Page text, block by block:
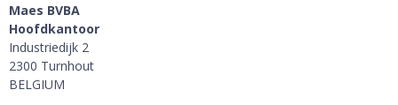
Maes BVBA
Hoofdkantoor
Industriedijk 2
2300 Turnhout
BELGIUM